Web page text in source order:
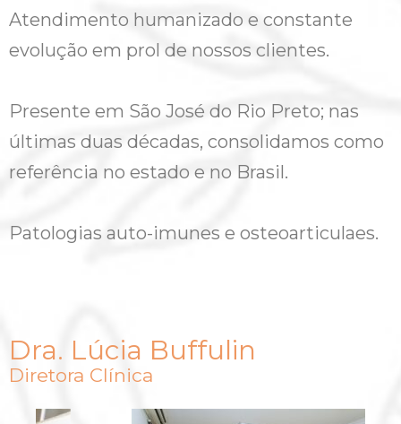
Atendimento humanizado e constante
evolução em prol de nossos clientes.
Presente em São José do Rio Preto; nas
últimas duas décadas, consolidamos como
referência no estado e no Brasil.
Patologias auto-imunes e osteoarticulaes.
Dra. Lúcia Buffulin
Diretora Clínica